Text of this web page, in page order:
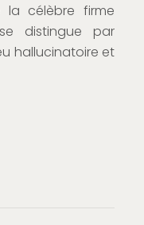
célèbre firme
distingue par
hallucinatoire et